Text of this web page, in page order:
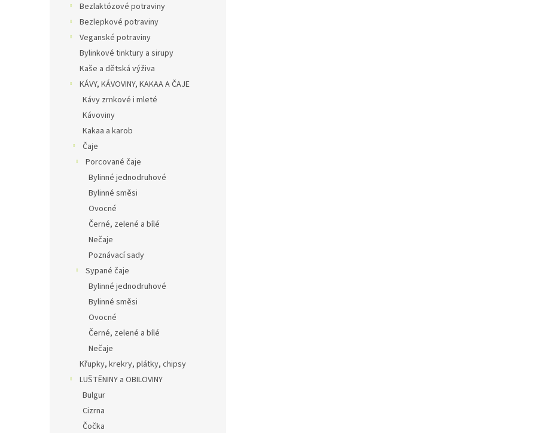
Bezlaktózové potraviny
Bezlepkové potraviny
Veganské potraviny
Bylinkové tinktury a sirupy
Kaše a dětská výživa
KÁVY, KÁVOVINY, KAKAA A ČAJE
Kávy zrnkové i mleté
Kávoviny
Kakaa a karob
Čaje
Porcované čaje
Bylinné jednodruhové
Bylinné směsi
Ovocné
Černé, zelené a bílé
Nečaje
Poznávací sady
Sypané čaje
Bylinné jednodruhové
Bylinné směsi
Ovocné
Černé, zelené a bílé
Nečaje
Křupky, krekry, plátky, chipsy
LUŠTĚNINY a OBILOVINY
Bulgur
Cizrna
Čočka